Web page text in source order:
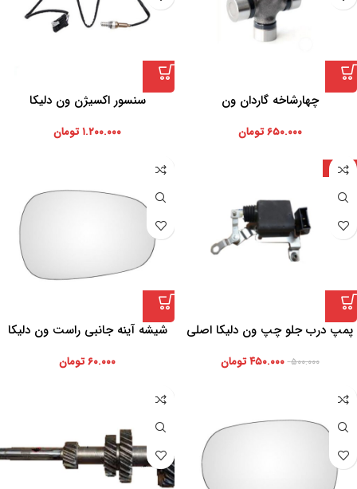
چهارشاخه گاردان ون
۶۵۰.۰۰۰ تومان
سنسور اکسیژن ون دلیکا
۱.۲۰۰.۰۰۰تومان
-10%
پمپ درب جلو چپ ون دلیکا اصلی
۵۰۰.۰۰۰ ۴۵۰.۰۰۰ تومان
شیشه آینه جانبی راست ون دلیکا
۶۰.۰۰۰تومان